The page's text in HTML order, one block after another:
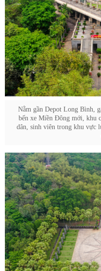
Nằm gần Depot Long Bình,
bến xe Miền Đông mới, khu
dân, sinh viên trong khu vực